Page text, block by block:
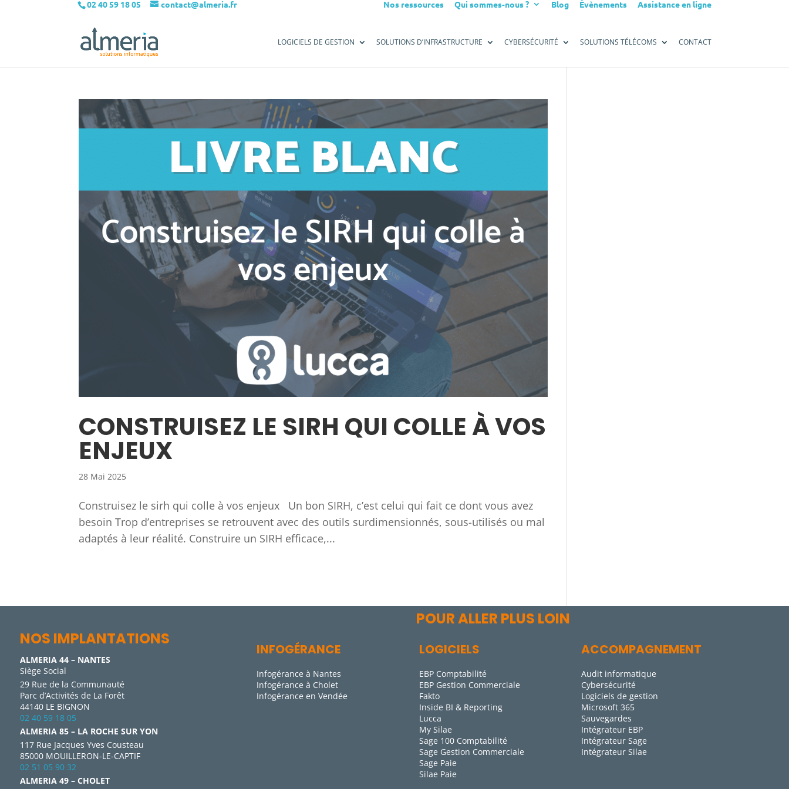
02 40 59 18 05 contact@almeria.fr Nos ressources Qui sommes-nous ? Blog Évènements Assistance en ligne
LOGICIELS DE GESTION SOLUTIONS D’INFRASTRUCTURE CYBERSÉCURITÉ SOLUTIONS TÉLÉCOMS CONTACT
CONSTRUISEZ LE SIRH QUI COLLE À VOS
ENJEUX
28 Mai 2025
Construisez le sirh qui colle à vos enjeux Un bon SIRH, c’est celui qui fait ce dont vous avez
besoin Trop d’entreprises se retrouvent avec des outils surdimensionnés, sous-utilisés ou mal
adaptés à leur réalité. Construire un SIRH efficace,...
NOS IMPLANTATIONS
ALMERIA 44 – NANTES
Siège Social
29 Rue de la Communauté
Parc d’Activités de La Forêt
44140 LE BIGNON
02 40 59 18 05
ALMERIA 85 – LA ROCHE SUR YON
117 Rue Jacques Yves Cousteau
85000 MOUILLERON-LE-CAPTIF
02 51 05 90 32
ALMERIA 49 – CHOLET
POUR ALLER PLUS LOIN
INFOGÉRANCE
Infogérance à Nantes
Infogérance à Cholet
Infogérance en Vendée
LOGICIELS
EBP Comptabilité
EBP Gestion Commerciale
Fakto
Inside BI & Reporting
Lucca
My Silae
Sage 100 Comptabilité
Sage Gestion Commerciale
Sage Paie
Silae Paie
ACCOMPAGNEMENT
Audit informatique
Cybersécurité
Logiciels de gestion
Microsoft 365
Sauvegardes
Intégrateur EBP
Intégrateur Sage
Intégrateur Silae